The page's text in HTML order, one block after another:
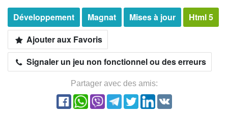
Développement Magnat Mises à jour
Html 5
Ajouter aux Favoris
Signaler un jeu non fonctionnel ou des erreurs
Partager avec des amis: